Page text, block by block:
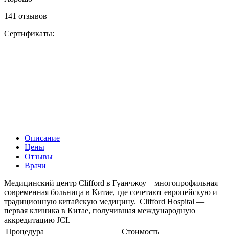
141 отзывов
Сертификаты:
Описание
Цены
Отзывы
Врачи
Медицинский центр Clifford в Гуанчжоу – многопрофильная
современная больница в Китае, где сочетают европейскую и
традиционную китайскую медицину. Clifford Hospital —
первая клиника в Китае, получившая международную
аккредитацию JCI.
Процедура
Стоимость